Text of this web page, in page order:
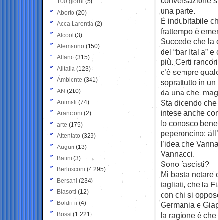
una parte.
È indubitabile
frattempo è
Succede che la
del “bar Italia”
più. Certi
c’è sempre
soprattutto in
da una che,
Sta dicendo
intese anche
Io conosco
peperoncino:
l’idea che
Vannacci.
Sono fascisti?
Mi basta notare
tagliati, che la
con chi si
Germania e
la ragione è
100 giorni (5)
Aborto (20)
Acca Larentia (2)
Alcool (3)
Alemanno (150)
Alfano (315)
Alitalia (123)
Ambiente (341)
AN (210)
Animali (74)
Arancioni (2)
arte (175)
Attentato (329)
Auguri (13)
Batini (3)
Berlusconi (4.295)
Bersani (234)
Biasotti (12)
Boldrini (4)
Bossi (1.221)